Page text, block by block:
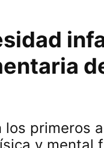
los primeros